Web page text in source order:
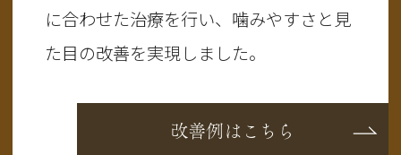
に合わせた治療を行い、噛みやすさと見
た目の改善を実現しました。
改善例はこちら